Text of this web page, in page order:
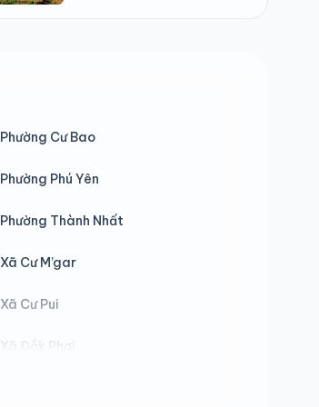
Phường Cư Bao
Phường Phú Yên
Phường Thành Nhất
Xã Cư M’gar
Xã Cư Pui
Xã Đắk Phơi